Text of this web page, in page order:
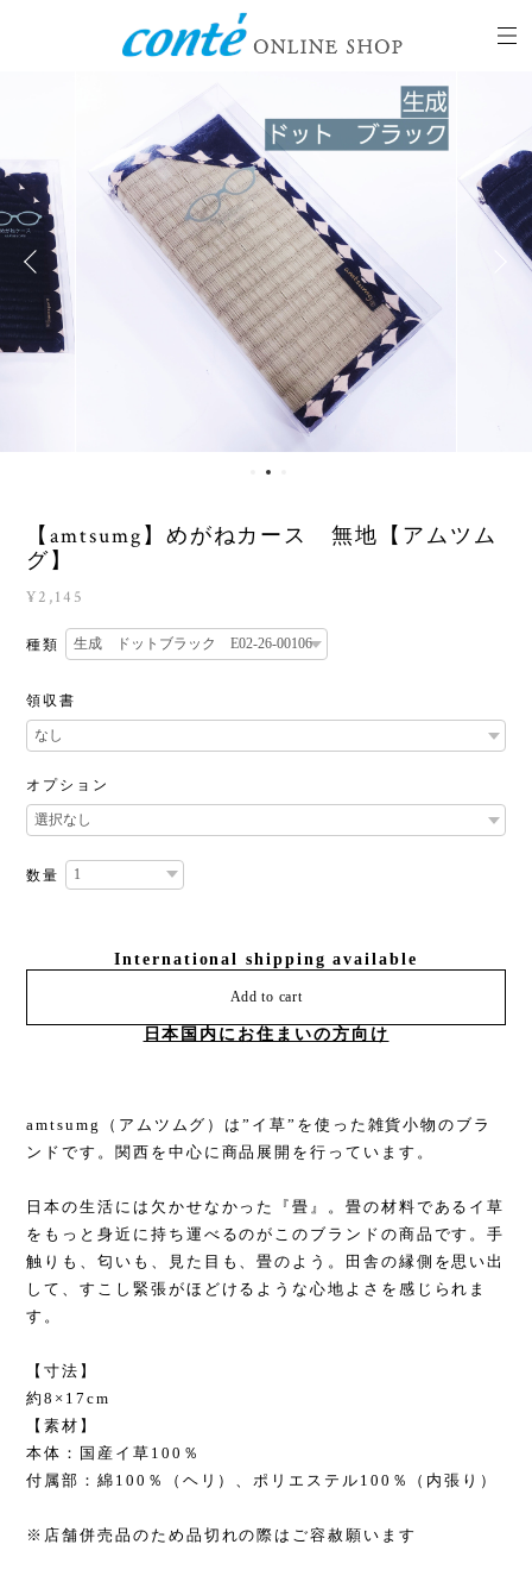
【amtsumg】めがねカース 無地【アムツム
グ】
¥2,145
種類
領収書
オプション
数量
International shipping available
Add to cart
日本国内にお住まいの方向け
amtsumg（アムツムグ）は”イ草”を使った雑貨小物のブラ
ンドです。関西を中心に商品展開を行っています。
日本の生活には欠かせなかった『畳』。畳の材料であるイ草
をもっと身近に持ち運べるのがこのブランドの商品です。手
触りも、匂いも、見た目も、畳のよう。田舎の縁側を思い出
して、すこし緊張がほどけるような心地よさを感じられま
す。
【寸法】
約8×17cm
【素材】
本体：国産イ草100％
付属部：綿100％（ヘリ）、ポリエステル100％（内張り）
※店舗併売品のため品切れの際はご容赦願います